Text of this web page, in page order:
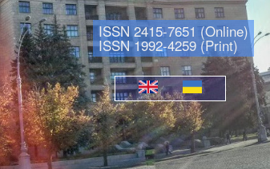
Мови
ISSN 2415-7651 (Online)
ISSN 1992-4259 (Print)